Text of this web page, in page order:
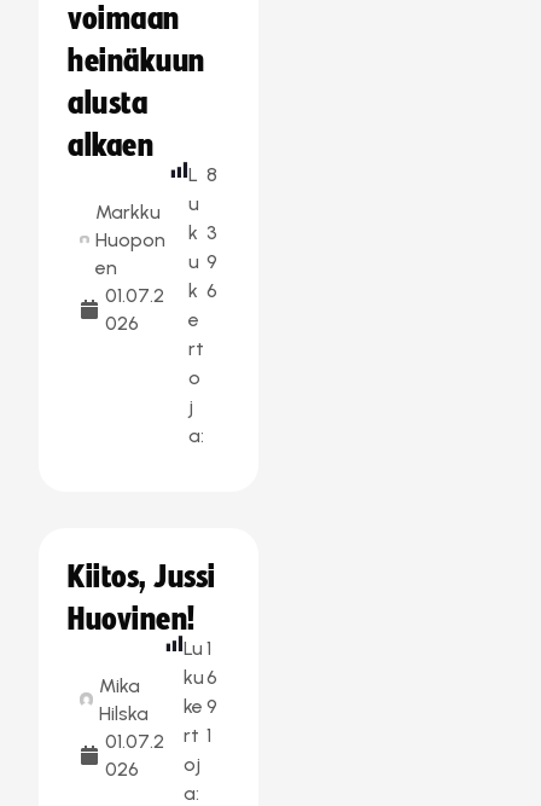
voimaan
heinäkuun
alusta
alkaen
Markku
Huopon
en
01.07.2
026
L
u
k
u
k
e
rt
o
j
a:
8
3
9
6
Kiitos, Jussi
Huovinen!
Mika
Hilska
01.07.2
026
Lu
ku
ke
rt
oj
a:
1
6
9
1